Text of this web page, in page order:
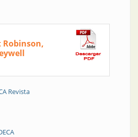
Robinson,
Revista